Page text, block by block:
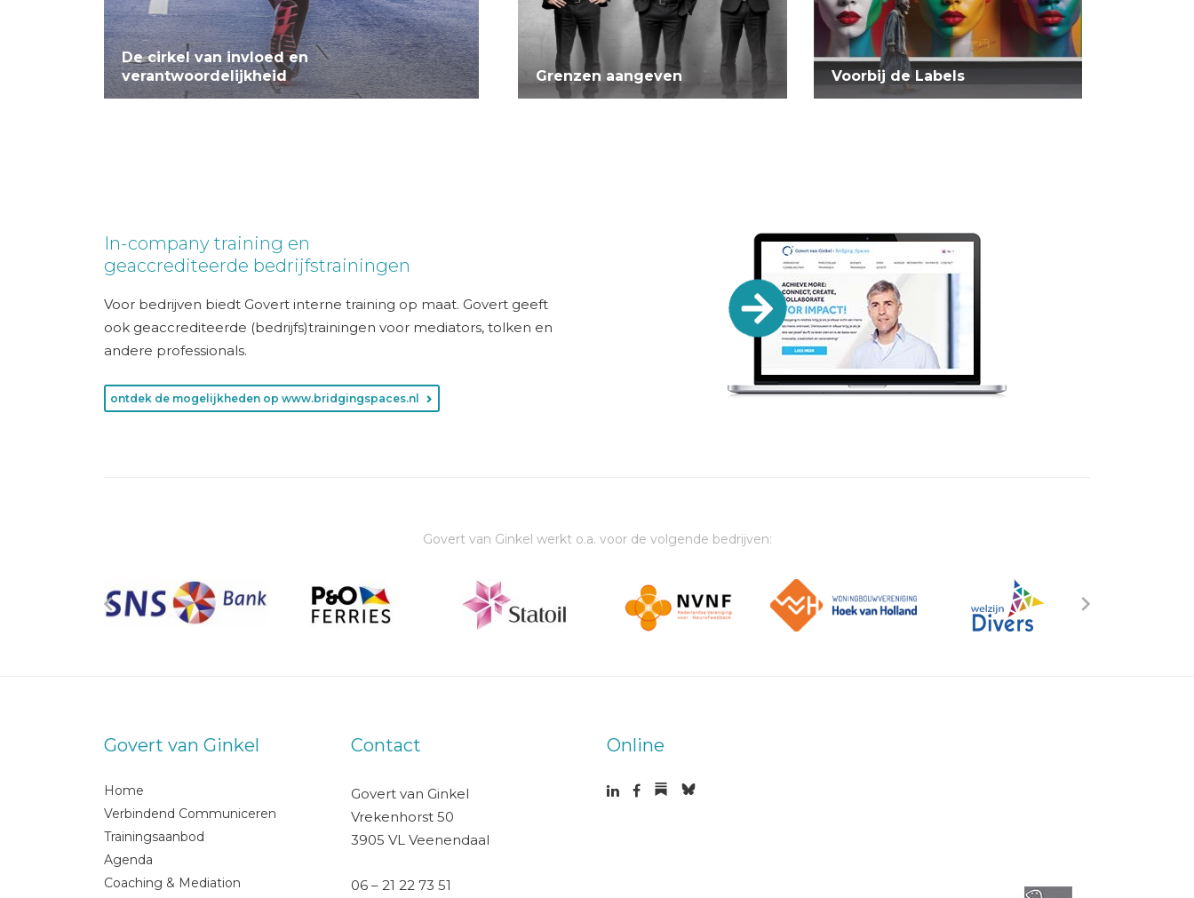
De cirkel van invloed en
verantwoordelijkheid
Grenzen aangeven Voorbij de Labels
In-company training en
geaccrediteerde bedrijfstrainingen
Voor bedrijven biedt Govert interne training op maat. Govert geeft
ook geaccrediteerde (bedrijfs)trainingen voor mediators, tolken en
andere professionals.
ontdek de mogelijkheden op www.bridgingspaces.nl
Govert van Ginkel werkt o.a. voor de volgende bedrijven:
Govert van Ginkel
Home
Verbindend Communiceren
Trainingsaanbod
Agenda
Coaching & Mediation
Contact
Govert van Ginkel
Vrekenhorst 50
3905 VL Veenendaal
06 – 21 22 73 51
Online